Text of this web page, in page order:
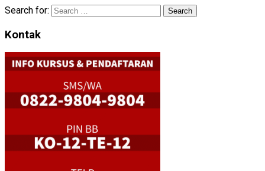
Search for:
Kontak